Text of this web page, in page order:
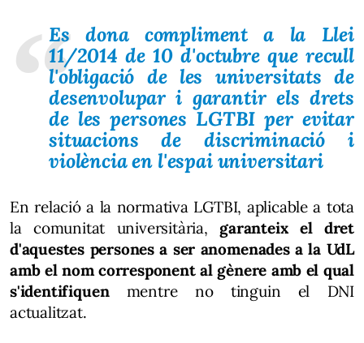
Es dona compliment a la Llei
11/2014 de 10 d'octubre que recull
l'obligació de les universitats de
desenvolupar i garantir els drets
de les persones LGTBI per evitar
situacions de discriminació i
violència en l'espai universitari
En relació a la normativa LGTBI, aplicable a tota
la comunitat universitària, garanteix el dret
d'aquestes persones a ser anomenades a la UdL
amb el nom corresponent al gènere amb el qual
s'identifiquenmentre no tinguin el DNI
actualitzat.